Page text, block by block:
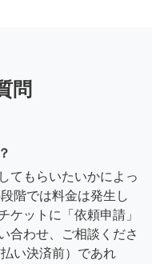
問
てもらいたいかによっ
階では料金は発生し
ケットに「依頼申請」
合わせ、ご相談くださ
い決済前）であれ